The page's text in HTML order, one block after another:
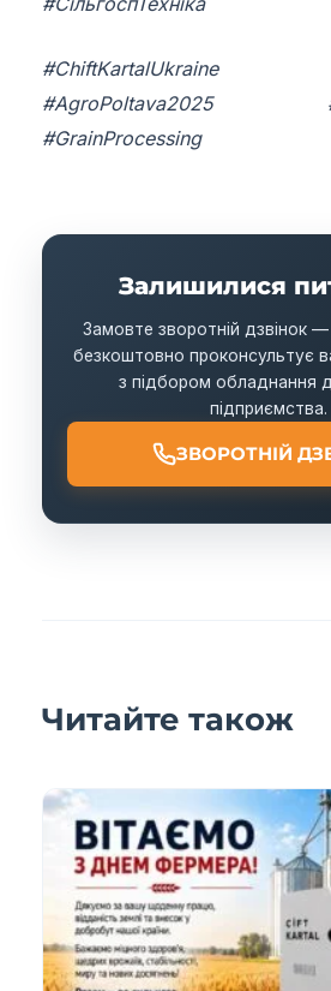
#ChiftKartalUkraine
#AgroPoltava2025
#GrainProcessing
Залишилися
Замовте зворотній дзвінок —
безкоштовно проконсультує
з підбором обладнання
підприємства.
ЗВОРОТНІЙ
Читайте також